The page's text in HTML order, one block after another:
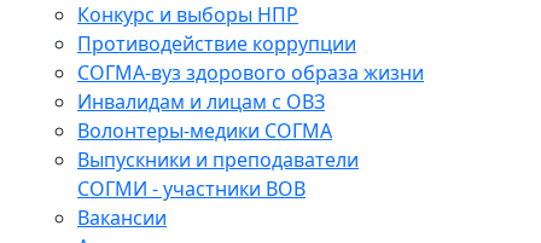
Конкурс и выборы НПР
Противодействие коррупции
СОГМА-вуз здорового образа жизни
Инвалидам и лицам с ОВЗ
Волонтеры-медики СОГМА
Выпускники и преподаватели
СОГМИ - участники ВОВ
Вакансии